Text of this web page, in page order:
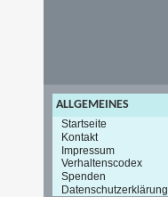
ALLGEMEINES
Startseite
Kontakt
Impressum
Verhaltenscodex
Spenden
Datenschutzerklärung